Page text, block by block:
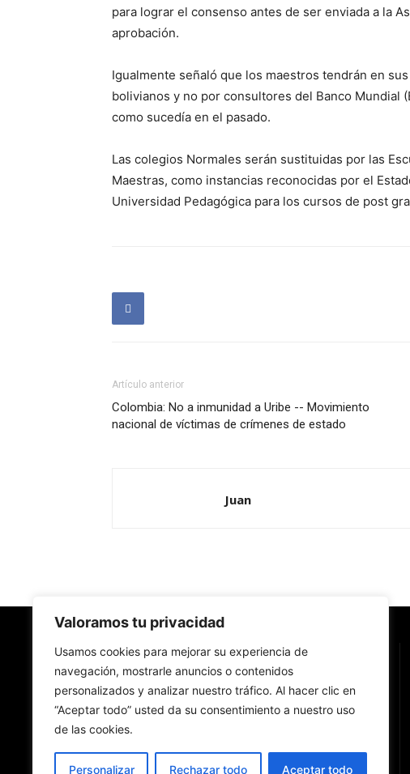
Valoramos tu privacidad
Usamos cookies para mejorar su experiencia de
navegación, mostrarle anuncios o contenidos
personalizados y analizar nuestro tráfico. Al hacer clic en
“Aceptar todo” usted da su consentimiento a nuestro uso
de las cookies.
Personalizar Rechazar todo Aceptar todo
para lograr el consenso antes de ser enviada a la
aprobación.
Igualmente señaló que los maestros tendrán en
bolivianos y no por consultores del Banco Mundial
como sucedía en el pasado.
Las colegios Normales serán sustituidas por las
Maestras, como instancias reconocidas por el
Universidad Pedagógica para los cursos de post
Artículo anterior
Colombia: No a inmunidad a Uribe -- Movimiento
nacional de víctimas de crímenes de estado
Juan
Redes Cristianas
Una mirada alternativa sobre la Iglesia católica y la
- Colectivos de Redes Cristianas